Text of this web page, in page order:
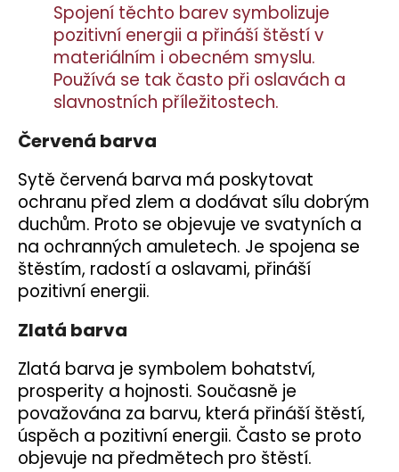
Spojení těchto barev symbolizuje
pozitivní energii a přináší štěstí v
materiálním i obecném smyslu.
Používá se tak často při oslavách a
slavnostních příležitostech.
Červená barva
Sytě červená barva má poskytovat
ochranu před zlem a dodávat sílu dobrým
duchům. Proto se objevuje ve svatyních a
na ochranných amuletech. Je spojena se
štěstím, radostí a oslavami, přináší
pozitivní energii.
Zlatá barva
Zlatá barva je symbolem bohatství,
prosperity a hojnosti. Současně je
považována za barvu, která přináší štěstí,
úspěch a pozitivní energii. Často se proto
objevuje na předmětech pro štěstí.